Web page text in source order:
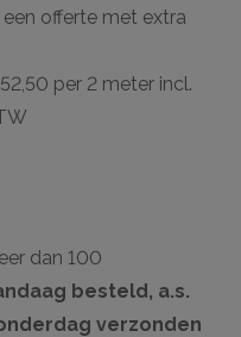
offerte met extra
per 2 meter incl.
dan 100
besteld, a.s.
verzonden